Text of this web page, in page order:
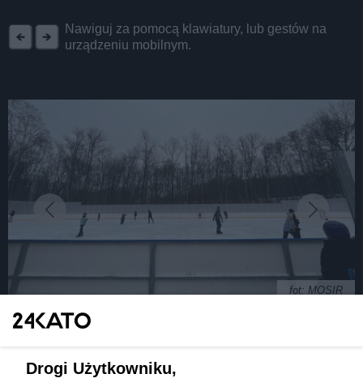
Nawiguj za pomocą klawiatury, lub gestów na
urządzeniu mobilnym.
fot: MOSIR
Bożonarodzeniowy na Rynku
Drogi Użytkowniku,